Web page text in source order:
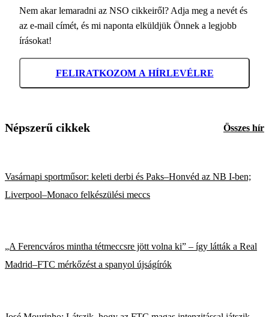
Nem akar lemaradni az NSO cikkeiről? Adja meg a nevét és
az e-mail címét, és mi naponta elküldjük Önnek a legjobb
írásokat!
FELIRATKOZOM A HÍRLEVÉLRE
Népszerű cikkek Összes hír
Vasárnapi sportműsor: keleti derbi és Paks–Honvéd az NB I-ben;
Liverpool–Monaco felkészülési meccs
„A Ferencváros mintha tétmeccsre jött volna ki” – így látták a Real
Madrid–FTC mérkőzést a spanyol újságírók